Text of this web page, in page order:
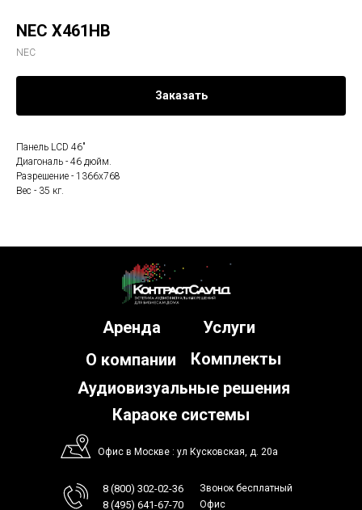
NEC X461HB
NEC
Заказать
Панель LCD 46"
Диагональ - 46 дюйм.
Разрешение - 1366x768
Вес - 35 кг.
Комплекты
Услуги
Аудиовизуальные решения
Офис в Москве : ул Кусковская, д. 20а
8 (800) 302-02-36 Звонок бесплатный
8 (495) 641-67-70 Офис
О компании
Аренда
Караоке системы